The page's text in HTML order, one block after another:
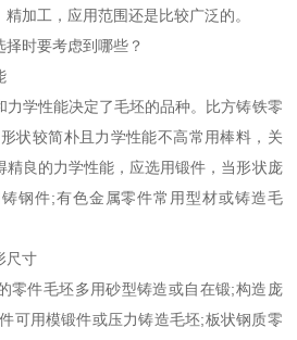
加工，应用范围还是比较广泛的。
时要考虑到哪些？
学性能决定了毛坯的品种。比方铸铁零
状较简朴且力学性能不高常用棒料，关
精良的力学性能，应选用锻件，当形状庞
钢件;有色金属零件常用型材或铸造毛
寸
件毛坯多用砂型铸造或自在锻;构造庞
可用模锻件或压力铸造毛坯;板状钢质零